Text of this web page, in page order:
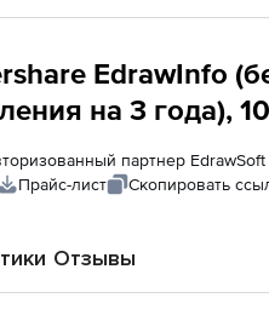
EdrawInfo
на 3 года),
партнер EdrawSoft
Прайс-лист Скопировать
Отзывы